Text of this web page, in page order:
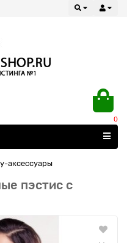
0
аксессуары
пэстис с